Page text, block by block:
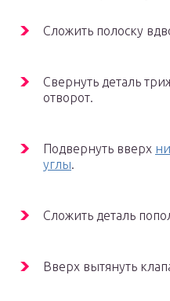
Сложить полоску
Свернуть деталь
отворот.
Подвернуть вверх
углы.
Сложить деталь
Вверх вытянуть